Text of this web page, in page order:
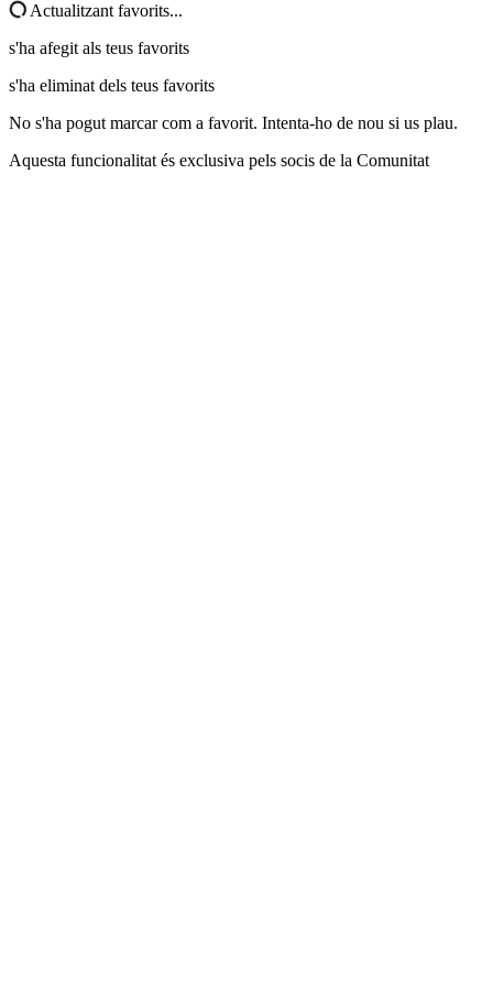
Actualitzant favorits...
s'ha afegit als teus favorits
s'ha eliminat dels teus favorits
No s'ha pogut marcar com a favorit. Intenta-ho de nou si us plau.
Aquesta funcionalitat és exclusiva pels socis de la Comunitat